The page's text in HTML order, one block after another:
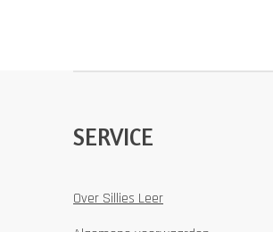
SERVICE
Over Sillies Leer